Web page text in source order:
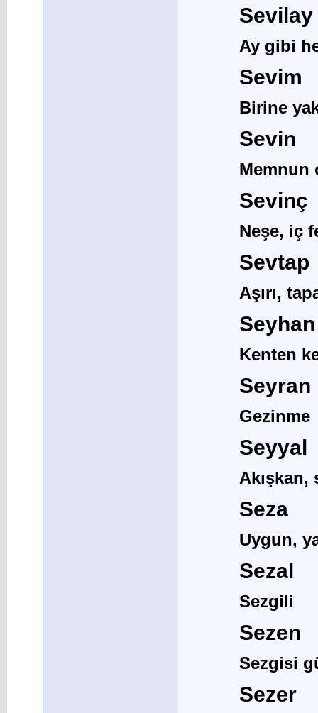
Sevilay
Ay gibi
Sevim
Birine
Sevin
Memnun
Sevinç
Neşe, iç
Sevtap
Aşırı,
Seyhan
Kenten
Seyran
Gezinme
Seyyal
Akışkan,
Seza
Uygun,
Sezal
Sezgili
Sezen
Sezgisi
Sezer